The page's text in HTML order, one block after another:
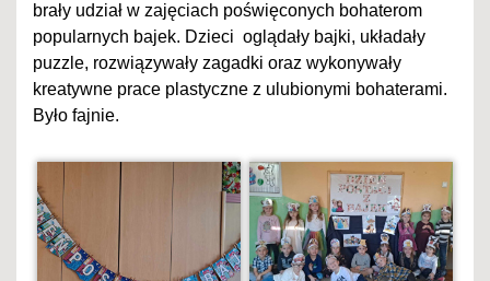
brały udział w zajęciach poświęconych bohaterom
popularnych bajek. Dzieci oglądały bajki, układały
puzzle, rozwiązywały zagadki oraz wykonywały
kreatywne prace plastyczne z ulubionymi bohaterami.
Było fajnie.